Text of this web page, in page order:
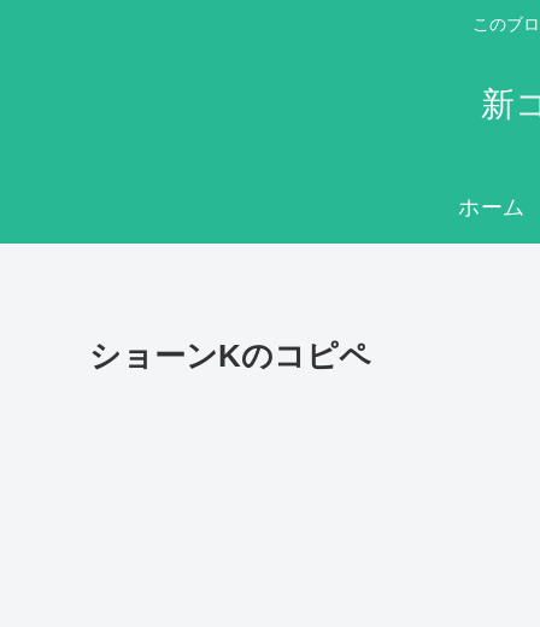
このブ
新
ホーム
ショーンKのコピペ